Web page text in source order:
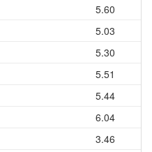
5.60
5.03
5.30
5.51
5.44
6.04
3.46